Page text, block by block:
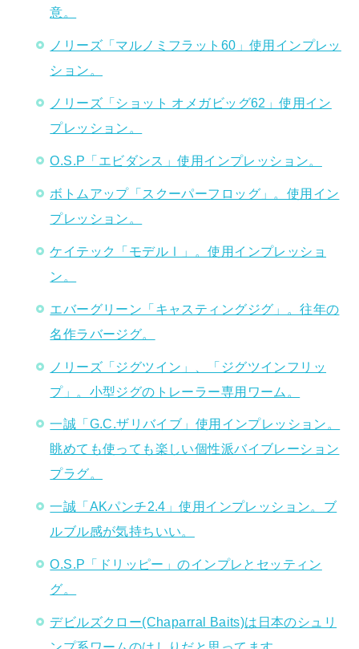
意。
ノリーズ「マルノミフラット60」使用インプレッ
ション。
ノリーズ「ショット オメガビッグ62」使用イン
プレッション。
O.S.P「エビダンス」使用インプレッション。
ボトムアップ「スクーパーフロッグ」。使用イン
プレッション。
ケイテック「モデルⅠ」。使用インプレッショ
ン。
エバーグリーン「キャスティングジグ」。往年の
名作ラバージグ。
ノリーズ「ジグツイン」、「ジグツインフリッ
プ」。小型ジグのトレーラー専用ワーム。
一誠「G.C.ザリバイブ」使用インプレッション。
眺めても使っても楽しい個性派バイブレーション
プラグ。
一誠「AKパンチ2.4」使用インプレッション。ブ
ルブル感が気持ちいい。
O.S.P「ドリッピー」のインプレとセッティン
グ。
デビルズクロー(Chaparral Baits)は日本のシュリ